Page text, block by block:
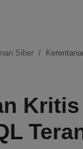
Siber